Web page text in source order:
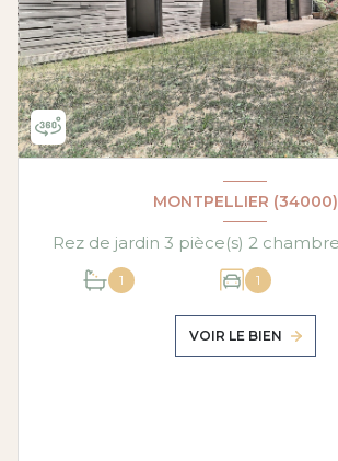
MONTPELLIER (34000)
1 1
VOIR LE BIEN